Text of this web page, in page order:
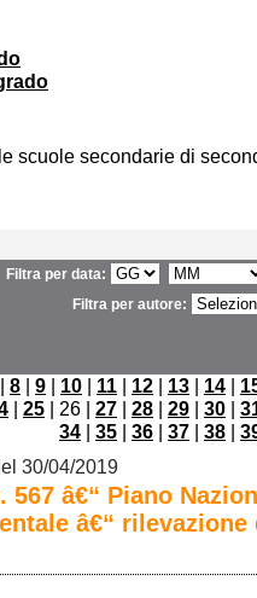
scuole secondarie di
Filtra per data:
Filtra per autore:
| 8 | 9 | 10 | 11 | 12 | 13 | 14 |
| 25 | 26 | 27 | 28 | 29 | 30 |
34 | 35 | 36 | 37 | 38 |
30/04/2019
567 â€“ Piano
â€“ rilevazione